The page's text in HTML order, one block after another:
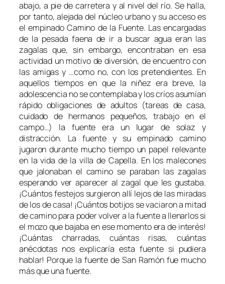
abajo, a pie de carretera y al nivel del río. Se halla,
por tanto, alejada del núcleo urbano y su acceso es
el empinado Camino de la Fuente. Las encargadas
de la pesada faena de ir a buscar agua eran las
zagalasque, sin embargo, encontraban en esa
actividad un motivo de diversión, de encuentro con
las amigas y …como no, con los pretendientes. En
aquellos tiempos en que la niñez era breve, la
adolescencia no se contemplaba y los críos asumían
rápido obligaciones de adultos (tareas de casa,
cuidado de hermanos pequeños, trabajo en el
campo…) la fuente era un lugar de solaz y
distracción. La fuente y su empinado camino
jugaron durante mucho tiempo un papel relevante
en la vida de la villa de Capella. En los malecones
que jalonaban el camino se paraban las zagalas
esperando ver aparecer al zagal que les gustaba.
¡Cuántosfestejos surgieron allí lejos de las miradas
de los de casa! ¡Cuántos botijos se vaciaron a mitad
de camino para poder volver a la fuente a llenarlos si
el mozo que bajaba en ese momento era de interés!
¡Cuántas charradas, cuántas risas, cuántas
anécdotas nos explicaría esta fuente si pudiera
hablar! Porque la fuente de San Ramón fue mucho
más que una fuente.